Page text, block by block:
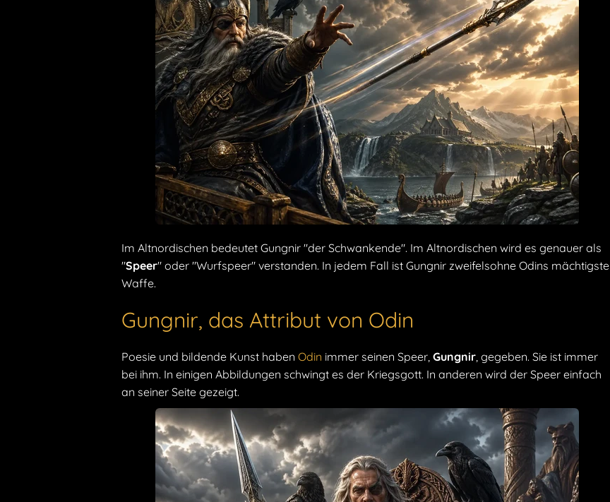
Im Altnordischen bedeutet Gungnir "der Schwankende". Im Altnordischen wird es genauer als
"Speer" oder "Wurfspeer" verstanden. In jedem Fall ist Gungnir zweifelsohne Odins mächtigste
Waffe.
Gungnir, das Attribut von Odin
Poesie und bildende Kunst haben Odin immer seinen Speer, Gungnir , gegeben. Sie ist immer
bei ihm. In einigen Abbildungen schwingt es der Kriegsgott. In anderen wird der Speer einfach
an seiner Seite gezeigt.